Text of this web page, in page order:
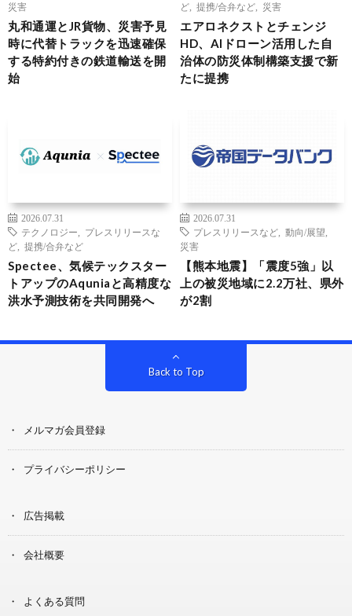
災害
丸和通運とJR貨物、災害予見
時に代替トラックを迅速確保
する特約付きの鉄道輸送を開
始
ど
提携/合弁など 災害
エアロネクストとチェンジ
HD、AIドローン活用した自
治体の防災体制構築支援で新
たに提携
2026.07.31
テクノロジー
プレスリリースな
ど
提携/合弁など
Spectee、気候テックスター
トアップのAquniaと高精度な
洪水予測技術を共同開発へ
2026.07.31
プレスリリースなど
動向/展望
災害
【熊本地震】「震度5強」以
上の被災地域に2.2万社、県外
が2割
Back to Top
メルマガ会員登録
プライバシーポリシー
広告掲載
会社概要
よくある質問